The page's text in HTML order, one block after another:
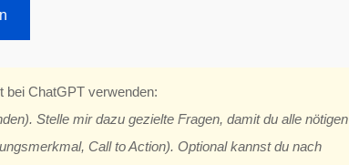
bei ChatGPT verwenden:
Stelle mir dazu gezielte Fragen, damit du alle nötigen
Call to Action). Optional kannst du nach